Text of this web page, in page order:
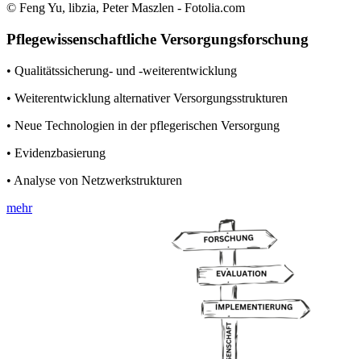
© Feng Yu, libzia, Peter Maszlen - Fotolia.com
Pflegewissenschaftliche Versorgungsforschung
• Qualitätssicherung- und -weiterentwicklung
• Weiterentwicklung alternativer Versorgungsstrukturen
• Neue Technologien in der pflegerischen Versorgung
• Evidenzbasierung
• Analyse von Netzwerkstrukturen
mehr